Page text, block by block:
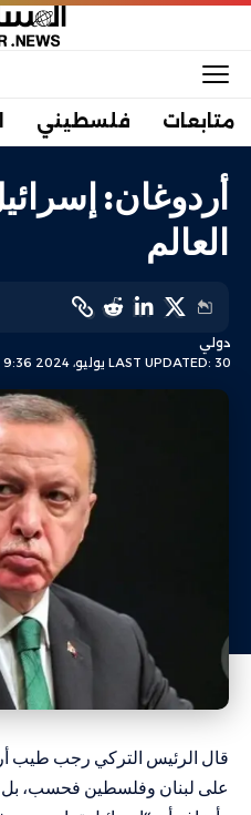
متابعات فلسطيني
أردوغان:
العالم
LAST UPDATED: 30 يوليو، 2024 9:36 م
دولي
قال الرئيس التركي رجب طيب
على لبنان وفلسطين فحسب، بل